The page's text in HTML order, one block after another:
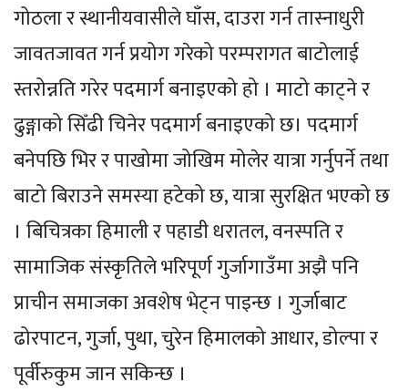
गोठला र स्थानीयवासीले घाँस, दाउरा गर्न तास्नाधुरी
जावतजावत गर्न प्रयोग गरेको परम्परागत बाटोलाई
स्तरोन्नति गरेर पदमार्ग बनाइएको हो । माटो काट्ने र
ढुङ्गाको सिँढी चिनेर पदमार्ग बनाइएको छ। पदमार्ग
बनेपछि भिर र पाखोमा जोखिम मोलेर यात्रा गर्नुपर्ने तथा
बाटो बिराउने समस्या हटेको छ, यात्रा सुरक्षित भएको छ
। बिचित्रका हिमाली र पहाडी धरातल, वनस्पति र
सामाजिक संस्कृतिले भरिपूर्ण गुर्जागाउँमा अझै पनि
प्राचीन समाजका अवशेष भेट्न पाइन्छ । गुर्जाबाट
ढोरपाटन, गुर्जा, पुथा, चुरेन हिमालको आधार, डोल्पा र
पूर्वीरुकुम जान सकिन्छ ।